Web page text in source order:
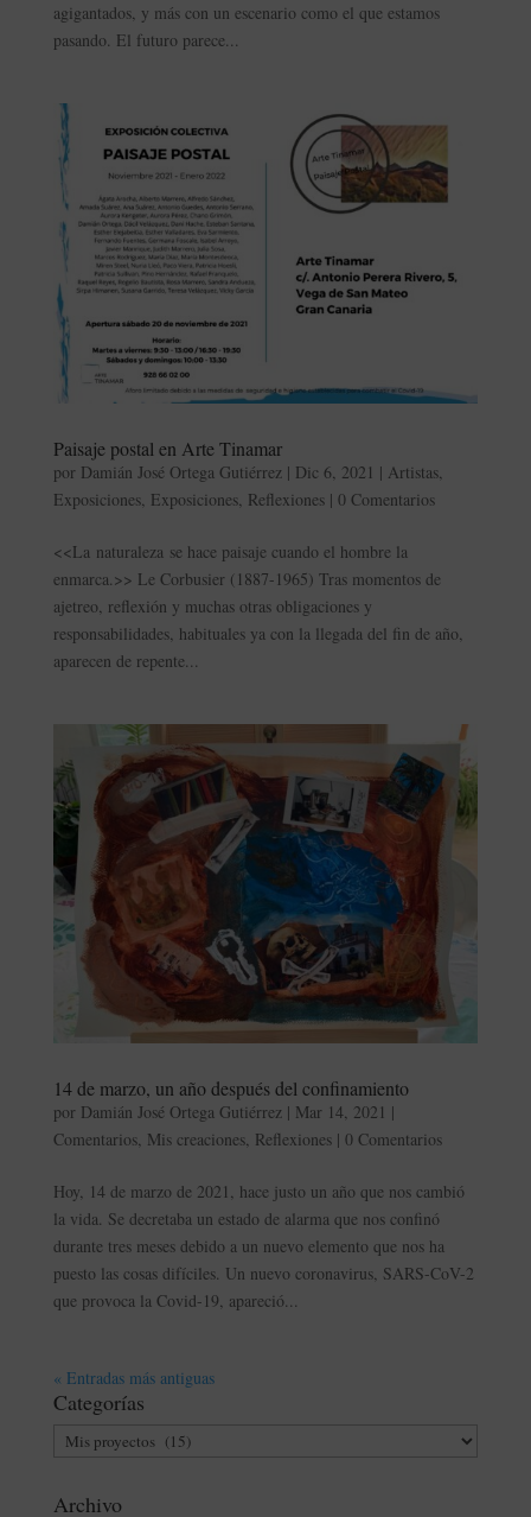
agigantados, y más con un escenario como el que estamos
pasando. El futuro parece...
Paisaje postal en Arte Tinamar
por Damián José Ortega Gutiérrez| Dic 6, 2021 | Artistas,
Exposiciones, Exposiciones, Reflexiones| 0 Comentarios
<<La naturaleza se hace paisaje cuando el hombre la
enmarca.>> Le Corbusier (1887-1965) Tras momentos de
ajetreo, reflexión y muchas otras obligaciones y
responsabilidades, habituales ya con la llegada del fin de año,
aparecen de repente...
14 de marzo, un año después del confinamiento
por Damián José Ortega Gutiérrez | Mar 14, 2021 |
Comentarios, Mis creaciones, Reflexiones| 0 Comentarios
Hoy, 14 de marzo de 2021, hace justo un año que nos cambió
la vida. Se decretaba un estado de alarma que nos confinó
durante tres meses debido a un nuevo elemento que nos ha
puesto las cosas difíciles. Un nuevo coronavirus, SARS-CoV-2
que provoca la Covid-19, apareció...
« Entradas más antiguas
Categorías
Categorías
Archivo